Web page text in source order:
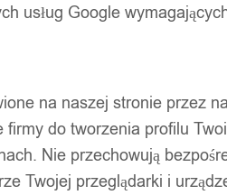
usług Google
na naszej stronie przez
do tworzenia profilu
Nie przechowują
Twojej przeglądarki i